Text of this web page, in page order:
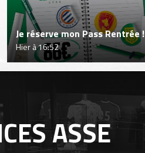
Je réserve mon Pass Rentrée !
Hier à 16:52
ASSE